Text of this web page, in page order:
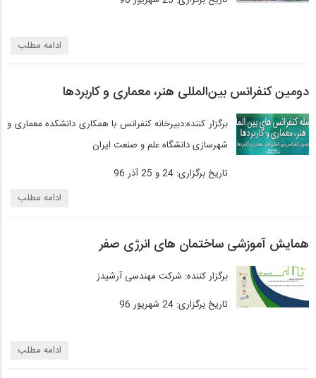
ادامه مطلب
دومین کنفرانس بین‌المللی هنر، معماری و کاربردها
برگزار کننده:‌دبیرخانه کنفرانس با همکاری دانشکده معماری و
شهرسازی دانشگاه علم و صنعت ایران
تاریخ برگزاری:‌ 24 و 25 آذر 96
ادامه مطلب
همایش آموزشی ساختمان های انرژی صفر
برگزار کننده: شرکت مهندسی آرشیدز
تاریخ برگزاری: 24 شهریور 96
ادامه مطلب